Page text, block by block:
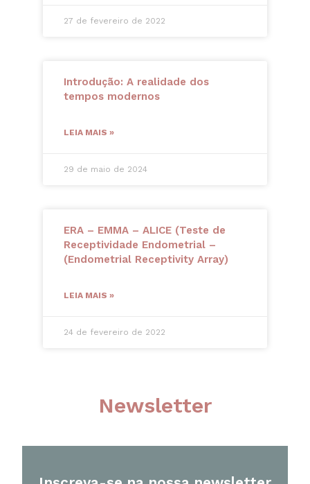
27 de fevereiro de 2022
Introdução: A realidade dos
tempos modernos
LEIA MAIS »
29 de maio de 2024
ERA – EMMA – ALICE (Teste de
Receptividade Endometrial –
(Endometrial Receptivity Array)
LEIA MAIS »
24 de fevereiro de 2022
Newsletter